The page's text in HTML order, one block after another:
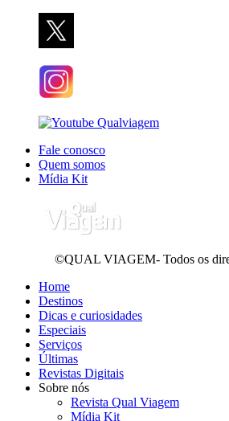
Fale conosco
Quem somos
Mídia Kit
©QUAL VIAGEM- Todos os
Home
Destinos
Dicas e curiosidades
Especiais
Serviços
Últimas
Revistas Digitais
Sobre nós
Revista Qual Viagem
Mídia Kit